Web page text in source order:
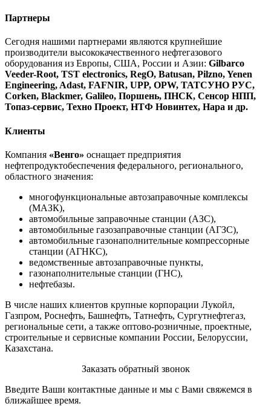
Партнеры
Сегодня нашими партнерами являются крупнейшие
производители высококачественного нефтегазового
оборудования из Европы, США, России и Азии: Gilbarco
Veeder-Root, TST electronics, RegO, Batusan, Pilzno, Yenen
Engineering, Adast, FAFNIR, UPP, OPW, ТАТСУНО РУС,
Corken, Blackmer, Galileo, Поршень, ПНСК, Сенсор НПП,
Топаз-сервис, Техно Проект, НТФ Новинтех, Нара и др.
Клиенты
Компания «Венго» оснащает предприятия
нефтепродуктобеспечения федерального, регионального,
областного значения:
многофункциональные автозаправочные комплексы
(МАЗК),
автомобильные заправочные станции (АЗС),
автомобильные газозаправочные станции (АГЗС),
автомобильные газонаполнительные компрессорные
станции (АГНКС),
ведомственные автозаправочные пункты,
газонаполнительные станции (ГНС),
нефтебазы.
В числе наших клиентов крупные корпорации Лукойл,
Газпром, Роснефть, Башнефть, Татнефть, Сургутнефтегаз,
региональные сети, а также оптово-розничные, проектные,
строительные и сервисные компании России, Белоруссии,
Казахстана.
Заказать обратный звонок
Введите Ваши контактные данные и мы с Вами свяжемся в
ближайшее время.